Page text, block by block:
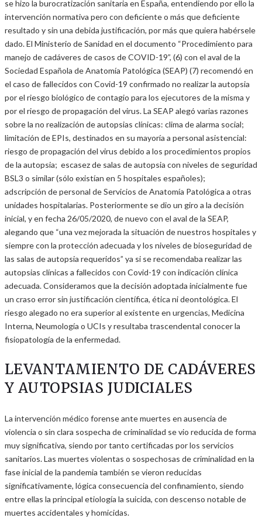
se hizo la burocratización sanitaria en España, entendiendo por ello la
intervención normativa pero con deficiente o más que deficiente
resultado y sin una debida justificación, por más que quiera habérsele
dado. El Ministerio de Sanidad en el documento “Procedimiento para
manejo de cadáveres de casos de COVID-19”, (6) con el aval de la
Sociedad Española de Anatomía Patológica (SEAP) (7) recomendó en
el caso de fallecidos con Covid-19 confirmado no realizar la autopsia
por el riesgo biológico de contagio para los ejecutores de la misma y
por el riesgo de propagación del virus. La SEAP alegó varias razones
sobre la no realización de autopsias clínicas: clima de alarma social;
limitación de EPIs, destinados en su mayoría a personal asistencial:
riesgo de propagación del virus debido a los procedimientos propios
de la autopsia; escasez de salas de autopsia con niveles de seguridad
BSL3 o similar (sólo existían en 5 hospitales españoles);
adscripción de personal de Servicios de Anatomía Patológica a otras
unidades hospitalarias. Posteriormente se dio un giro a la decisión
inicial, y en fecha 26/05/2020, de nuevo con el aval de la SEAP,
alegando que “una vez mejorada la situación de nuestros hospitales y
siempre con la protección adecuada y los niveles de bioseguridad de
las salas de autopsia requeridos” ya si se recomendaba realizar las
autopsias clínicas a fallecidos con Covid-19 con indicación clínica
adecuada. Consideramos que la decisión adoptada inicialmente fue
un craso error sin justificación científica, ética ni deontológica. El
riesgo alegado no era superior al existente en urgencias, Medicina
Interna, Neumología o UCIs y resultaba trascendental conocer la
fisiopatología de la enfermedad.
LEVANTAMIENTO DE CADÁVERES
Y AUTOPSIAS JUDICIALES
La intervención médico forense ante muertes en ausencia de
violencia o sin clara sospecha de criminalidad se vio reducida de forma
muy significativa, siendo por tanto certificadas por los servicios
sanitarios. Las muertes violentas o sospechosas de criminalidad en la
fase inicial de la pandemia también se vieron reducidas
significativamente, lógica consecuencia del confinamiento, siendo
entre ellas la principal etiología la suicida, con descenso notable de
muertes accidentales y homicidas.